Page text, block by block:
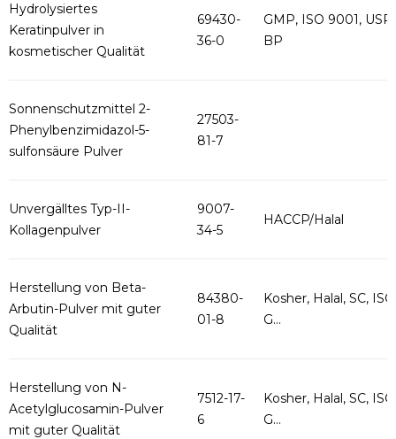
Hydrolysiertes
Keratinpulver in
kosmetischer Qualität
69430-
36-0
GMP, ISO 9001, USP,
BP
Sonnenschutzmittel 2-
Phenylbenzimidazol-5-
sulfonsäure Pulver
27503-
81-7
Unvergälltes Typ-II-
Kollagenpulver
9007-
34-5
HACCP/Halal
Herstellung von Beta-
Arbutin-Pulver mit guter
Qualität
84380-
01-8
Kosher, Halal, SC,
G...
Herstellung von N-
Acetylglucosamin-Pulver
mit guter Qualität
7512-17-
6
Kosher, Halal, SC,
G...